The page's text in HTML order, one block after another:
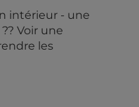
intérieur - une
Voir une
les